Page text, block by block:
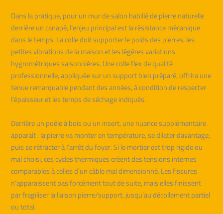
Dans la pratique, pour un mur de salon habillé de pierre naturelle
derrière un canapé, l’enjeu principal est la résistance mécanique
dans le temps. La colle doit supporter le poids des pierres, les
petites vibrations de la maison et les légères variations
hygrométriques saisonnières. Une colle flex de qualité
professionnelle, appliquée sur un support bien préparé, offrira une
tenue remarquable pendant des années, à condition de respecter
l’épaisseur et les temps de séchage indiqués.
Derrière un poêle à bois ou un insert, une nuance supplémentaire
apparaît : la pierre va monter en température, se dilater davantage,
puis se rétracter à l’arrêt du foyer. Si le mortier est trop rigide ou
mal choisi, ces cycles thermiques créent des tensions internes
comparables à celles d’un câble mal dimensionné. Les fissures
n’apparaissent pas forcément tout de suite, mais elles finissent
par fragiliser la liaison pierre/support, jusqu’au décollement partiel
ou total.